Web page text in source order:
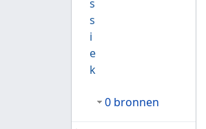
s
s
i
e
k
0 bronnen